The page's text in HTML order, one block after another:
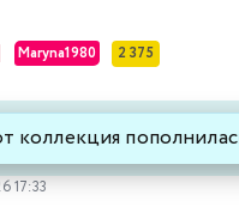
Maryna1980 2 375
коллекция
17:33